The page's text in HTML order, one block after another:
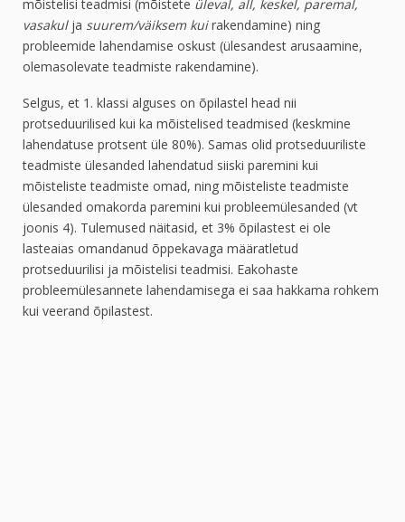
mõistelisi teadmisi (mõistete üleval, all, keskel, paremal,
vasakul ja suurem/väiksem kuirakendamine) ning
probleemide lahendamise oskust (ülesandest arusaamine,
olemasolevate teadmiste rakendamine).
Selgus, et 1. klassi alguses on õpilastel head nii
protseduurilised kui ka mõistelised teadmised (keskmine
lahendatuse protsent üle 80%). Samas olid protseduuriliste
teadmiste ülesanded lahendatud siiski paremini kui
mõisteliste teadmiste omad, ning mõisteliste teadmiste
ülesanded omakorda paremini kui probleemülesanded (vt
joonis 4). Tulemused näitasid, et 3% õpilastest ei ole
lasteaias omandanud õppekavaga määratletud
protseduurilisi ja mõistelisi teadmisi. Eakohaste
probleemülesannete lahendamisega ei saa hakkama rohkem
kui veerand õpilastest.